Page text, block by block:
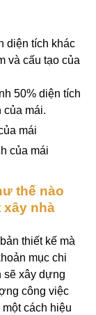
diện tích khác
và cấu tạo của
50% diện tích
của mái.
mái
của mái
thế nào
xây nhà
thiết kế mà
mục chi
sẽ xây dựng
công việc
cách hiệu